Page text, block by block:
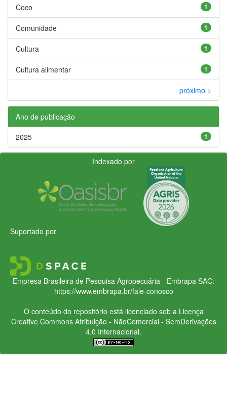
1
Coco
1
Comunidade
1
Cultura
1
Cultura alimentar
próximo >
Ano de publicação
1
2025
Indexado por
Suportado por
Empresa Brasileira de Pesquisa Agropecuária - Embrapa SAC:
https://www.embrapa.br/fale-conosco
O conteúdo do repositório está licenciado sob a Licença
Creative CommonsAtribuição - NãoComercial - SemDerivações
4.0 Internacional.